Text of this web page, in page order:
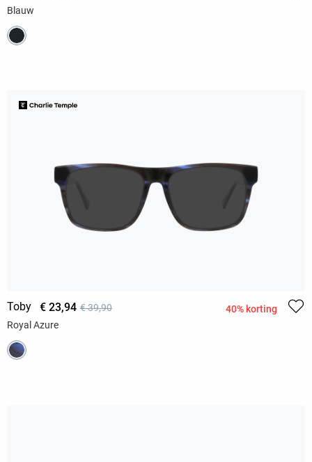
Blauw
Toby € 23,94 € 39,90
40% korting
Royal Azure